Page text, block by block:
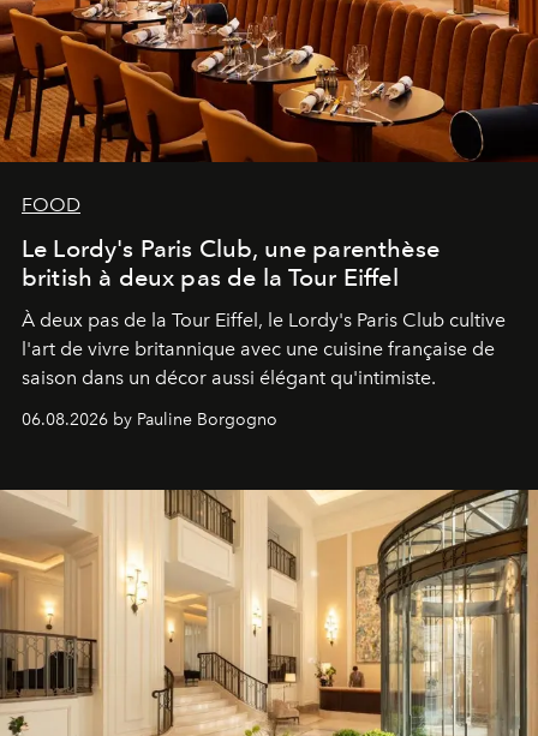
FOOD
Le Lordy's Paris Club, une parenthèse
british à deux pas de la Tour Eiffel
À deux pas de la Tour Eiffel, le Lordy's Paris Club cultive
l'art de vivre britannique avec une cuisine française de
saison dans un décor aussi élégant qu'intimiste.
06.08.2026 by Pauline Borgogno